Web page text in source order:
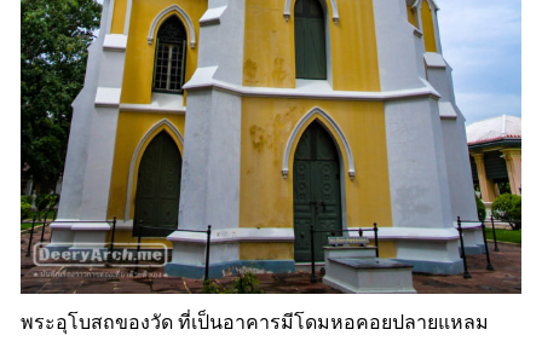
พระอุโบสถของวัด ที่เป็นอาคารมีโดมหอคอยปลายแหลม